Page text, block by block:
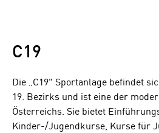
C19
Die „C19" Sportanlage befindet
19. Bezirks und ist eine der
Österreichs. Sie bietet
Kinder-/Jugendkurse, Kurse für